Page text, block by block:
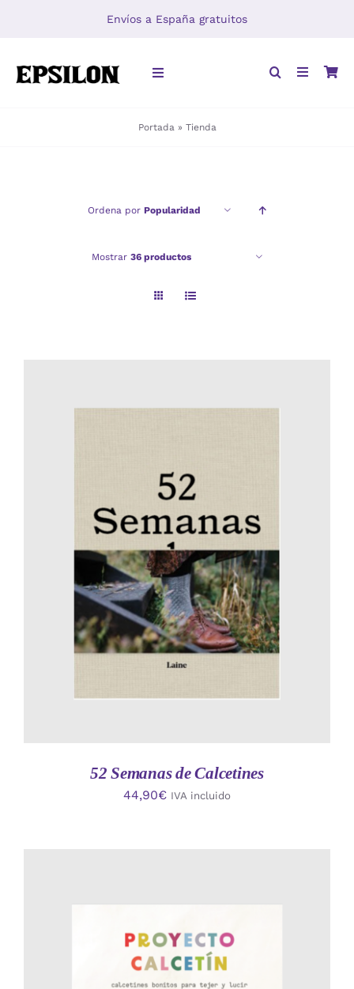
Envíos a España gratuitos
Toggle
Portada » Tienda
Ordena por Popularidad
Mostrar 36 productos
AÑADIR AL CARRITO
/
DETALLES
52 Semanas de Calcetines
44,90€ IVA incluido